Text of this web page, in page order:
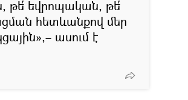
թե՛ եվրոպական, թե՛
հետևանքով մեր
ասում է